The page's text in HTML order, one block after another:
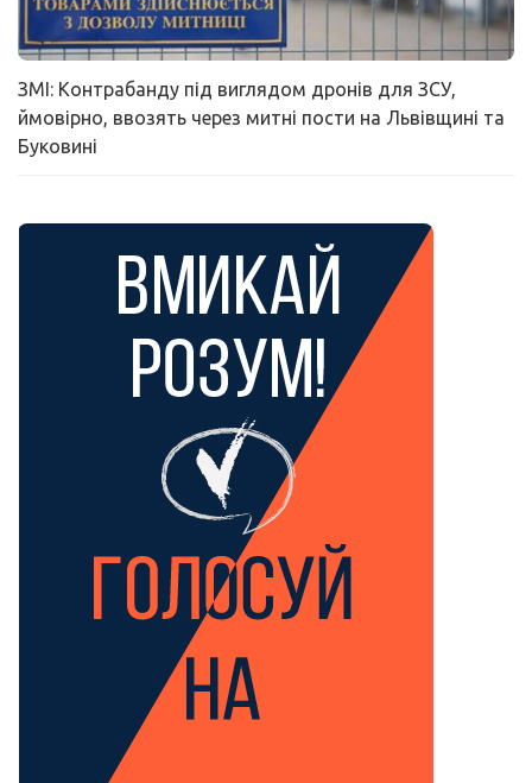
ЗМІ: Контрабанду під виглядом дронів для ЗСУ,
ймовірно, ввозять через митні пости на Львівщині та
Буковині